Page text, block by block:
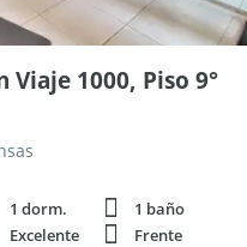
Viaje 1000, Piso 9°
1 dorm.
1 baño
Excelente
Frente